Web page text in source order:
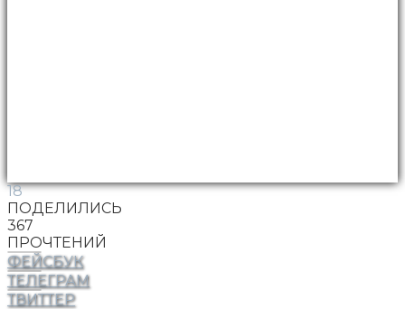
18
ПОДЕЛИЛИСЬ
367
ПРОЧТЕНИЙ
ФЕЙСБУК
ТЕЛЕГРАМ
ТВИТТЕР